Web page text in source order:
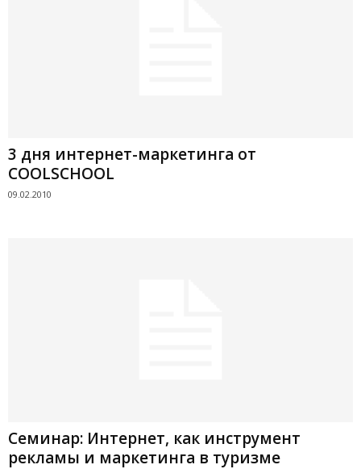
3 дня интернет-маркетинга от
COOLSCHOOL
09.02.2010
Семинар: Интернет, как инструмент
рекламы и маркетинга в туризме